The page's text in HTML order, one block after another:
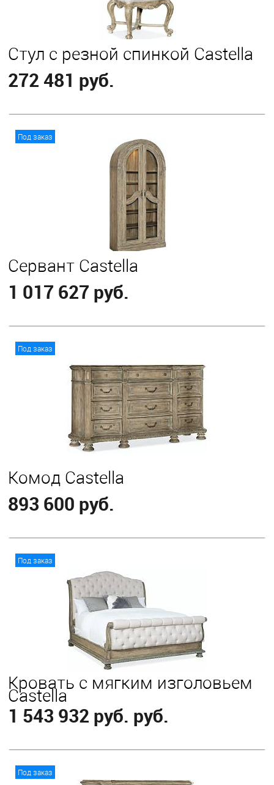
Стул с резной спинкой Castella
272 481 руб.
Под заказ
Сервант Castella
1 017 627 руб.
Под заказ
Комод Castella
893 600 руб.
Под заказ
Кровать с мягким изголовьем
Castella
1 543 932 руб. руб.
Под заказ